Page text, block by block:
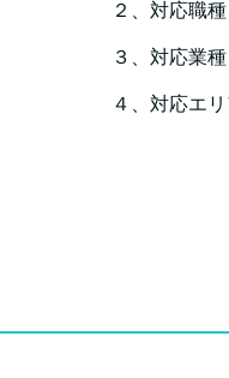
２、対応職
３、対応業
４、対応エ